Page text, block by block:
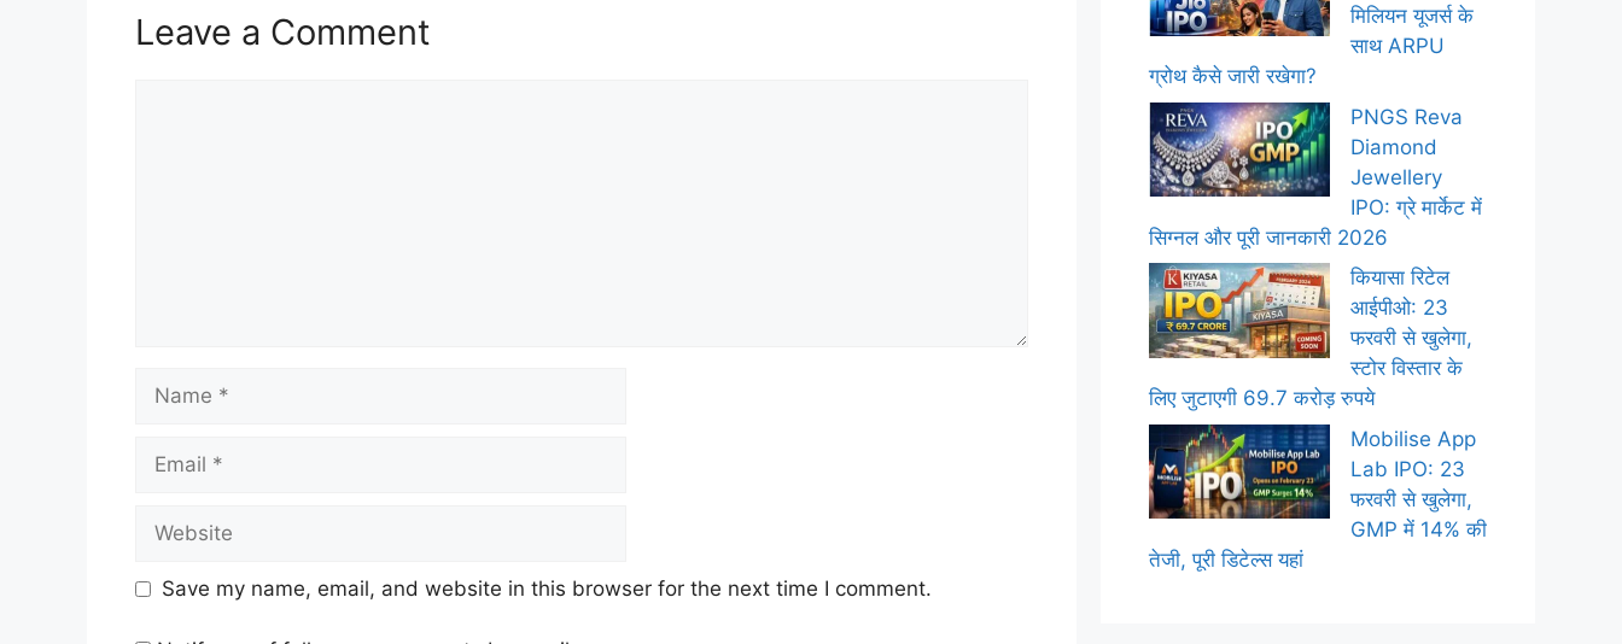
Leave a Comment
Name
Email
Website
Save my name, email, and website in this browser for the next time I comment.
मिलियन यूजर्स के
साथ ARPU
ग्रोथ कैसे जारी रखेगा?
PNGS Reva
Diamond
Jewellery
IPO: ग्रे मार्केट में
सिग्नल और पूरी जानकारी 2026
कियासा रिटेल
आईपीओ: 23
फरवरी से खुलेगा,
स्टोर विस्तार के
लिए जुटाएगी 69.7 करोड़ रुपये
Mobilise App
Lab IPO: 23
फरवरी से खुलेगा,
GMP में 14% की
तेजी, पूरी डिटेल्स यहां